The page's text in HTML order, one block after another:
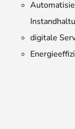
digitale